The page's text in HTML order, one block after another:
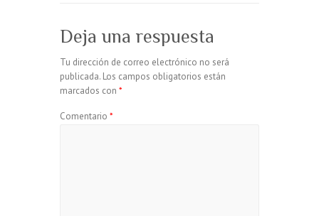
Deja una respuesta
Tu dirección de correo electrónico no será
publicada. Los campos obligatorios están
marcados con *
Comentario *